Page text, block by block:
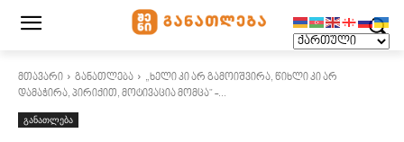
მთავარი განათლება
„ხელი კი არ გამოიშვირა, წიხლი კი არ
დამაჭირა, პირიქით, მოტივაცია მომცა" -...
განათლება